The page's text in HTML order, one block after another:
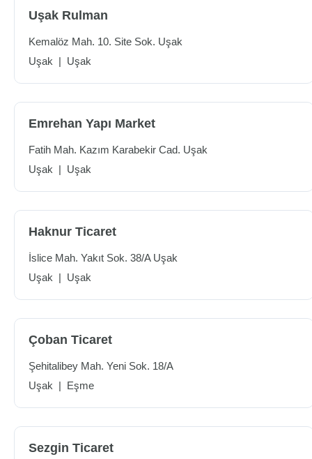
Uşak Rulman
Kemalöz Mah. 10. Site Sok. Uşak
Uşak | Uşak
Emrehan Yapı Market
Fatih Mah. Kazım Karabekir Cad. Uşak
Uşak | Uşak
Haknur Ticaret
İslice Mah. Yakıt Sok. 38/A Uşak
Uşak | Uşak
Çoban Ticaret
Şehitalibey Mah. Yeni Sok. 18/A
Uşak | Eşme
Sezgin Ticaret